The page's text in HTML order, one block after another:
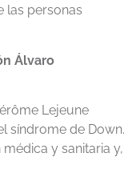
las personas
Álvaro
Lejeune
síndrome de Down.
y sanitaria y,